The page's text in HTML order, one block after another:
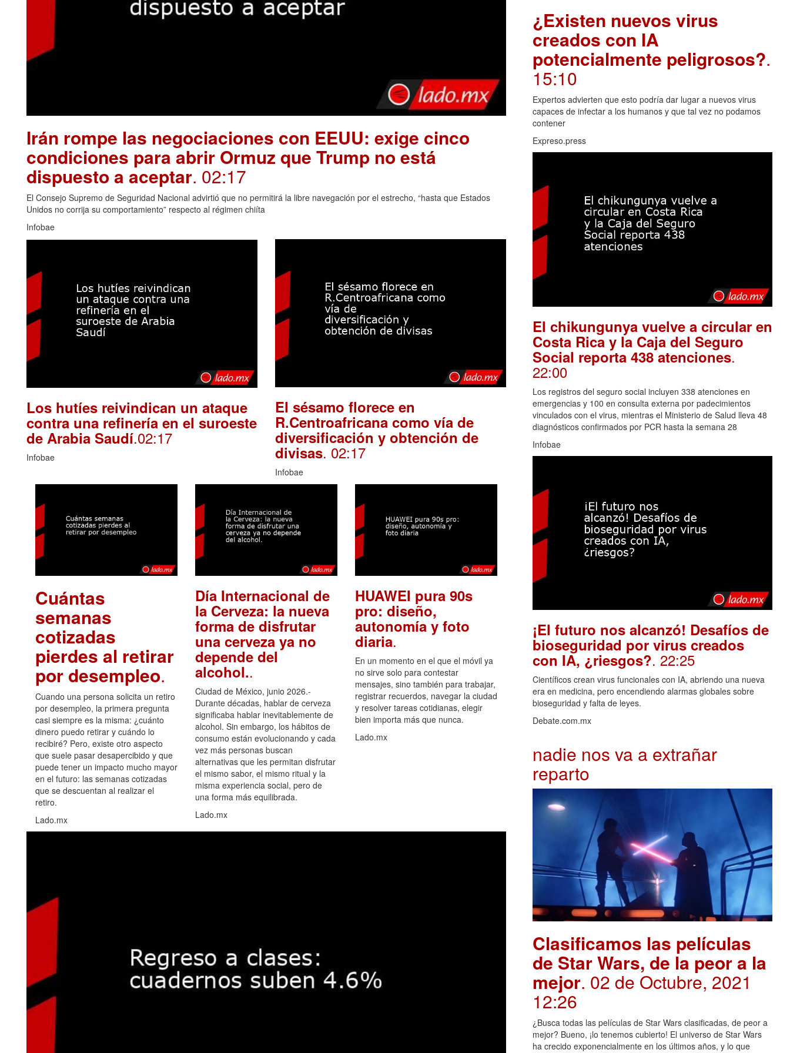
Irán rompe las negociaciones con EEUU: exige cinco
condiciones para abrir Ormuz que Trump no está
dispuesto a aceptar. 02:17
El Consejo Supremo de Seguridad Nacional advirtió que no permitirá la libre navegación por el estrecho, “hasta que Estados
Unidos no corrija su comportamiento” respecto al régimen chiíta
Infobae
Los hutíes reivindican un ataque
contra una refinería en el suroeste
de Arabia Saudí.02:17
Infobae
El sésamo florece en
R.Centroafricana como vía de
diversificación y obtención de
divisas. 02:17
Infobae
Cuántas
semanas
cotizadas
pierdes al retirar
por desempleo.
Cuando una persona solicita un retiro
por desempleo, la primera pregunta
casi siempre es la misma: ¿cuánto
dinero puedo retirar y cuándo lo
recibiré? Pero, existe otro aspecto
que suele pasar desapercibido y que
puede tener un impacto mucho mayor
en el futuro: las semanas cotizadas
que se descuentan al realizar el
retiro.
Lado.mx
Día Internacional de
la Cerveza: la nueva
forma de disfrutar
una cerveza ya no
depende del
alcohol..
Ciudad de México, junio 2026.-
Durante décadas, hablar de cerveza
significaba hablar inevitablemente de
alcohol. Sin embargo, los hábitos de
consumo están evolucionando y cada
vez más personas buscan
alternativas que les permitan disfrutar
el mismo sabor, el mismo ritual y la
misma experiencia social, pero de
una forma más equilibrada.
Lado.mx
HUAWEI pura 90s
pro: diseño,
autonomía y foto
diaria.
En un momento en el que el móvil ya
no sirve solo para contestar
mensajes, sino también para trabajar,
registrar recuerdos, navegar la ciudad
y resolver tareas cotidianas, elegir
bien importa más que nunca.
Lado.mx
¿Existen nuevos virus
creados con IA
potencialmente peligrosos?.
15:10
Expertos advierten que esto podría dar lugar a nuevos virus
capaces de infectar a los humanos y que tal vez no podamos
contener
Expreso.press
El chikungunya vuelve a circular en
Costa Rica y la Caja del Seguro
Social reporta 438 atenciones.
22:00
Los registros del seguro social incluyen 338 atenciones en
emergencias y 100 en consulta externa por padecimientos
vinculados con el virus, mientras el Ministerio de Salud lleva 48
diagnósticos confirmados por PCR hasta la semana 28
Infobae
¡El futuro nos alcanzó! Desafíos de
bioseguridad por virus creados
con IA, ¿riesgos?. 22:25
Científicos crean virus funcionales con IA, abriendo una nueva
era en medicina, pero encendiendo alarmas globales sobre
bioseguridad y falta de leyes.
Debate.com.mx
nadie nos va a extrañar
reparto
Clasificamos las películas
de Star Wars, de la peor a la
mejor. 02 de Octubre, 2021
12:26
¿Busca todas las películas de Star Wars clasificadas, de peor a
mejor? Bueno, ¡lo tenemos cubierto! El universo de Star Wars
ha crecido exponencialmente en los últimos años, y lo que